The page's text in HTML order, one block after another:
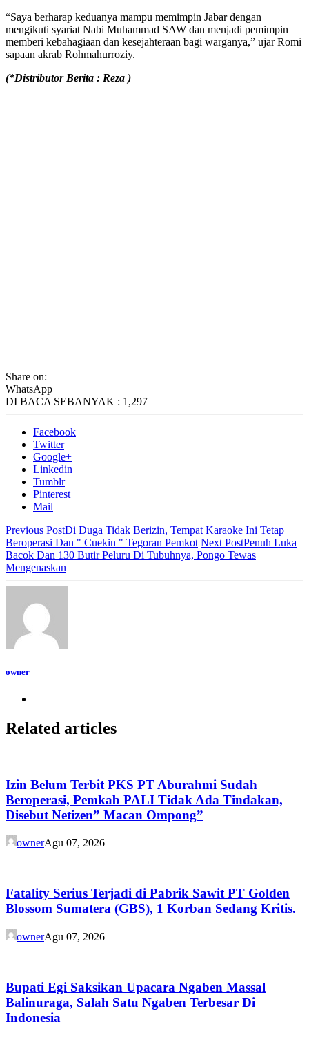
“Saya berharap keduanya mampu memimpin Jabar dengan
mengikuti syariat Nabi Muhammad SAW dan menjadi pemimpin
memberi kebahagiaan dan kesejahteraan bagi warganya,” ujar Romi
sapaan akrab Rohmahurroziy.
(*Distributor Berita : Reza )
Share on:
WhatsApp
DI BACA SEBANYAK : 1,297
Facebook
Twitter
Google+
Linkedin
Tumblr
Pinterest
Mail
Previous PostDi Duga Tidak Berizin, Tempat Karaoke Ini Tetap
Beroperasi Dan " Cuekin " Tegoran Pemkot Next PostPenuh Luka
Bacok Dan 130 Butir Peluru Di Tubuhnya, Pongo Tewas
Mengenaskan
owner
Related articles
Izin Belum Terbit PKS PT Aburahmi Sudah
Beroperasi, Pemkab PALI Tidak Ada Tindakan,
Disebut Netizen” Macan Ompong”
ownerAgu 07, 2026
Fatality Serius Terjadi di Pabrik Sawit PT Golden
Blossom Sumatera (GBS), 1 Korban Sedang Kritis.
ownerAgu 07, 2026
Bupati Egi Saksikan Upacara Ngaben Massal
Balinuraga, Salah Satu Ngaben Terbesar Di
Indonesia